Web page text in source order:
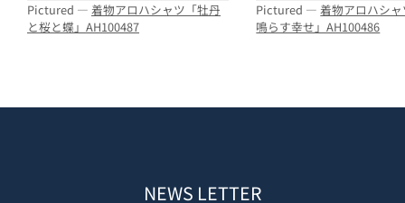
Pictured — 着物アロハシャツ「牡丹
と桜と蝶」AH100487
Pictured —着物アロハシ
鳴らす幸せ」AH100486
NEWS LETTER